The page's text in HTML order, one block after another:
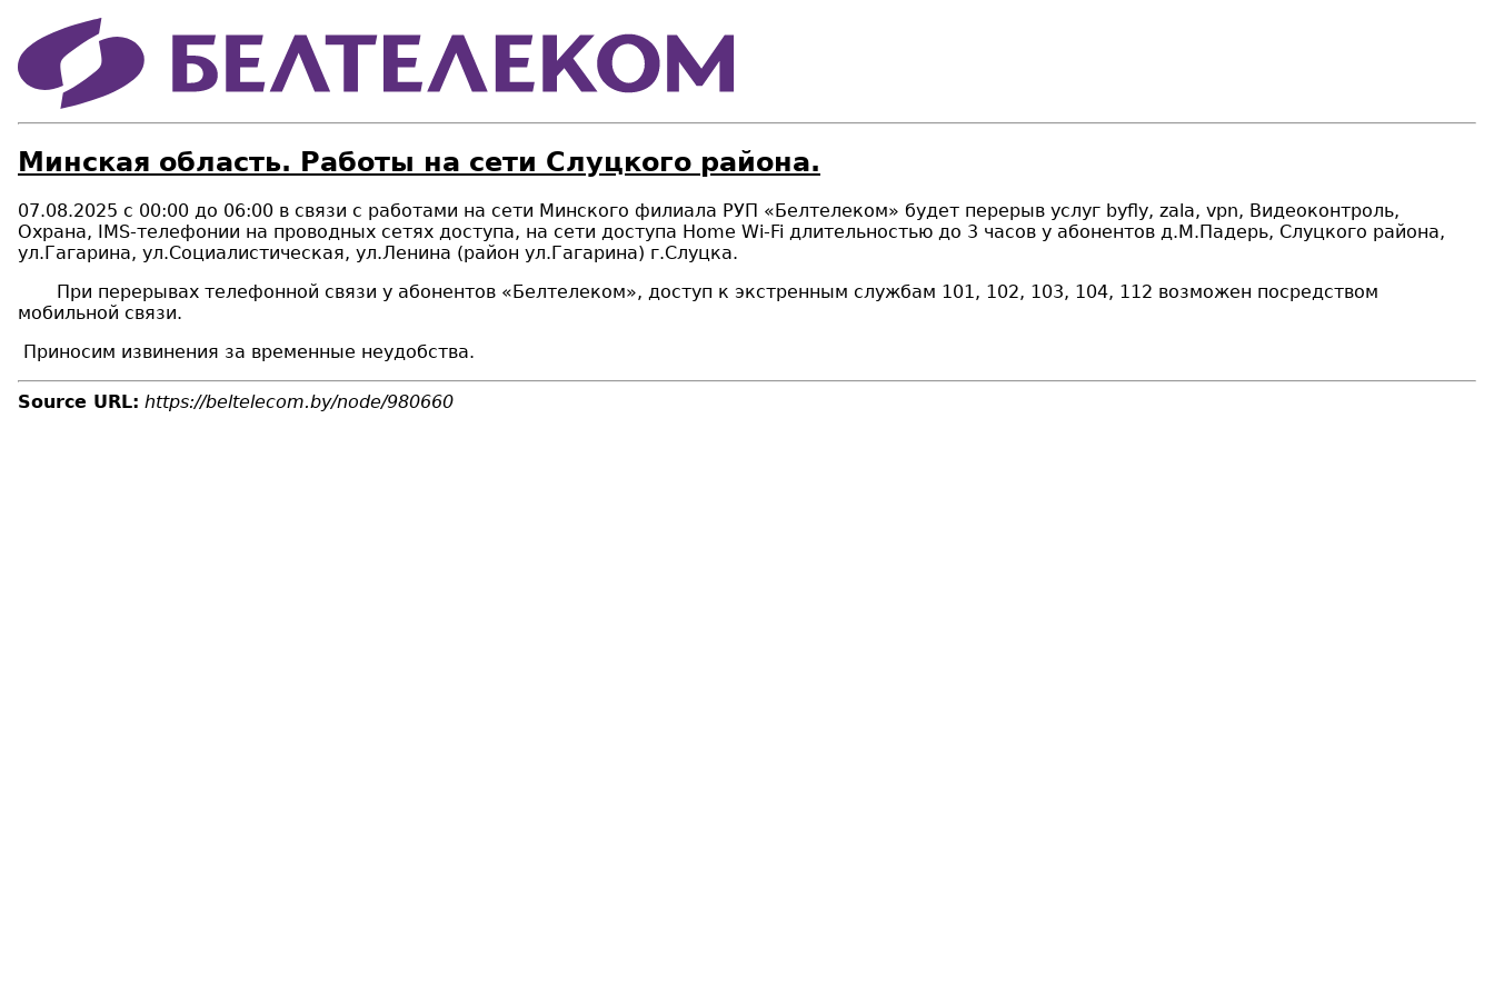
Минская область. Работы на сети Слуцкого района.
07.08.2025 с 00:00 до 06:00 в связи с работами на сети Минского филиала РУП «Белтелеком» будет перерыв услуг byfly, zala, vpn, Видеоконтроль,
Охрана, IMS-телефонии на проводных сетях доступа, на сети доступа Home Wi-Fi длительностью до 3 часов у абонентов д.М.Падерь, Слуцкого района,
ул.Гагарина, ул.Социалистическая, ул.Ленина (район ул.Гагарина) г.Слуцка.
При перерывах телефонной связи у абонентов «Белтелеком», доступ к экстренным службам 101, 102, 103, 104, 112 возможен посредством
мобильной связи.
Приносим извинения за временные неудобства.
Source URL: https://beltelecom.by/node/980660